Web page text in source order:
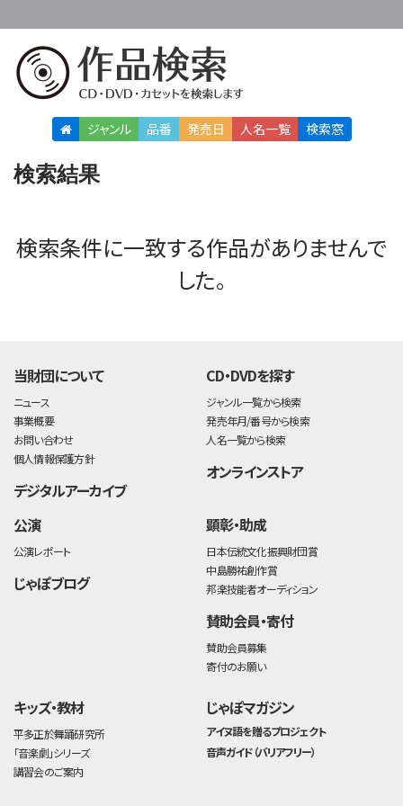
ジャンル 品番 発売日 人名一覧 検索窓
検索結果
検索条件に一致する作品がありませんで
した。
当財団について
ニュース
事業概要
お問い合わせ
個人情報保護方針
デジタルアーカイブ
CD・DVDを探す
ジャンル一覧から検索
発売年月/番号から検索
人名一覧から検索
オンラインストア
公演
公演レポート
じゃぽブログ
顕彰・助成
日本伝統文化振興財団賞
中島勝祐創作賞
邦楽技能者オーディション
賛助会員・寄付
賛助会員募集
寄付のお願い
キッズ・教材
平多正於舞踊研究所
「音楽劇」シリーズ
講習会のご案内
じゃぽマガジン
アイヌ語を贈るプロジェクト
音声ガイド（バリアフリー）